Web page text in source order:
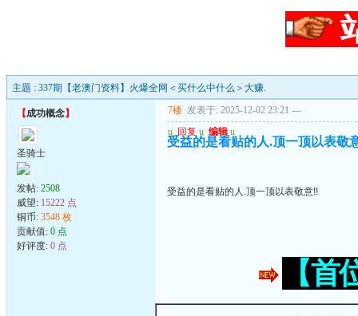
主题 : 337期【老澳门资料】火爆全网＜买什么中什么＞大赚.
【成功概念】
圣骑士
发帖: 2508
威望: 15222 点
铜币: 3548 枚
贡献值: 0 点
好评度: 0 点
7楼 发表于: 2025-12-02 23:21 ---
u 回复 u 编辑 u
受益的是看贴的人.顶一顶以表敬
受益的是看贴的人.顶一顶以表敬意!!
【